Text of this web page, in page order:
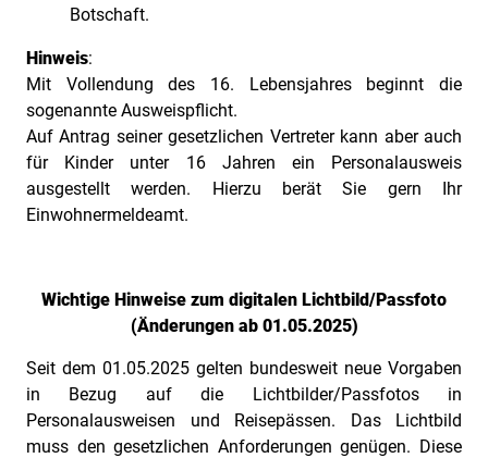
Botschaft.
Hinweis:
Mit Vollendung des 16. Lebensjahres beginnt die
sogenannte Ausweispflicht.
Auf Antrag seiner gesetzlichen Vertreter kann aber auch
für Kinder unter 16 Jahren ein Personalausweis
ausgestellt werden. Hierzu berät Sie gern Ihr
Einwohnermeldeamt.
Wichtige Hinweise zum digitalen Lichtbild/Passfoto
(Änderungen ab 01.05.2025)
Seit dem 01.05.2025 gelten bundesweit neue Vorgaben
in Bezug auf die Lichtbilder/Passfotos in
Personalausweisen und Reisepässen. Das Lichtbild
muss den gesetzlichen Anforderungen genügen. Diese